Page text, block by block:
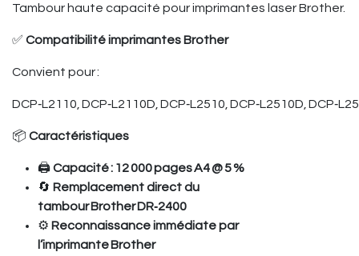
Tambour haute capacité pour imprimantes laser Brother.
✅ Compatibilité imprimantes Brother
Convient pour :
DCP‑L2110, DCP‑L2110D, DCP‑L2510, DCP‑L2510D,
📦 Caractéristiques
🖨️Capacité : 12 000 pages A4 @ 5 %
🔄 Remplacement direct du
tambour Brother DR‑2400
⚙️ Reconnaissance immédiate par
l’imprimante Brother